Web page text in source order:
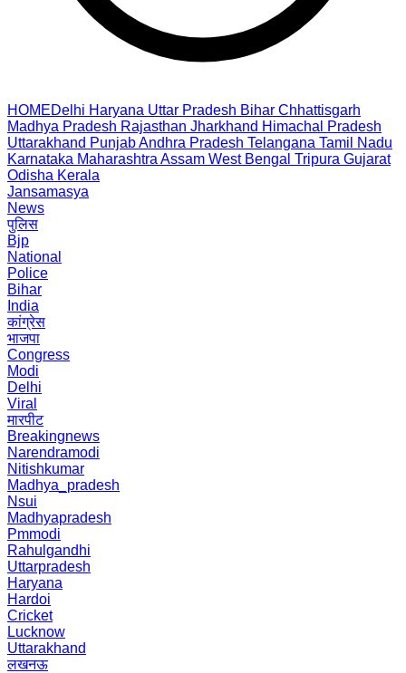
HOMEDelhi Haryana Uttar Pradesh Bihar Chhattisgarh
Madhya Pradesh Rajasthan Jharkhand Himachal Pradesh
Uttarakhand PunjabAndhra Pradesh Telangana Tamil Nadu
Karnataka Maharashtra Assam West Bengal Tripura Gujarat
Odisha Kerala
Jansamasya
News
पुलिस
Bjp
National
Police
Bihar
India
कांग्रेस
भाजपा
Congress
Modi
Delhi
Viral
मारपीट
Breakingnews
Narendramodi
Nitishkumar
Madhya_pradesh
Nsui
Madhyapradesh
Pmmodi
Rahulgandhi
Uttarpradesh
Haryana
Hardoi
Cricket
Lucknow
Uttarakhand
लखनऊ